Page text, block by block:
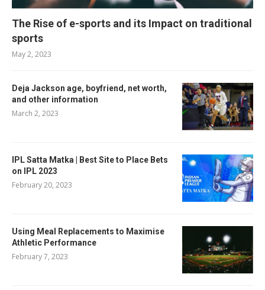
The Rise of e-sports and its Impact on traditional
sports
May 2, 2023
Deja Jackson age, boyfriend, net worth,
and other information
March 2, 2023
IPL Satta Matka | Best Site to Place Bets
on IPL 2023
February 20, 2023
Using Meal Replacements to Maximise
Athletic Performance
February 7, 2023